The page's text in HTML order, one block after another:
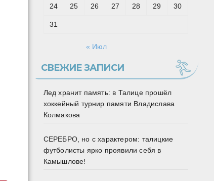
24 25 26 27 28 29 30
31
« Июл
СВЕЖИЕ ЗАПИСИ
Лед хранит память: в Талице прошёл
хоккейный турнир памяти Владислава
Колмакова
СЕРЕБРО, но с характером: талицкие
футболисты ярко проявили себя в
Камышлове!